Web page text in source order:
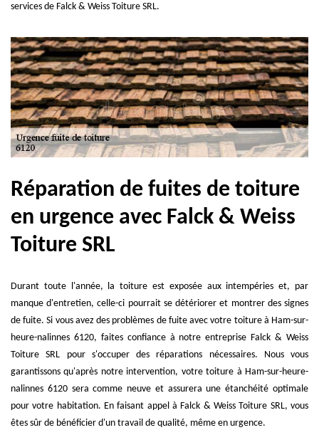
services de Falck & Weiss Toiture SRL.
Réparation de fuites de toiture
en urgence avec Falck & Weiss
Toiture SRL
Durant toute l'année, la toiture est exposée aux intempéries et, par
manque d'entretien, celle-ci pourrait se détériorer et montrer des signes
de fuite. Si vous avez des problèmes de fuite avec votre toiture à Ham-sur-
heure-nalinnes 6120, faites confiance à notre entreprise Falck & Weiss
Toiture SRL pour s'occuper des réparations nécessaires. Nous vous
garantissons qu'après notre intervention, votre toiture à Ham-sur-heure-
nalinnes 6120 sera comme neuve et assurera une étanchéité optimale
pour votre habitation. En faisant appel à Falck & Weiss Toiture SRL, vous
êtes sûr de bénéficier d'un travail de qualité, même en urgence.